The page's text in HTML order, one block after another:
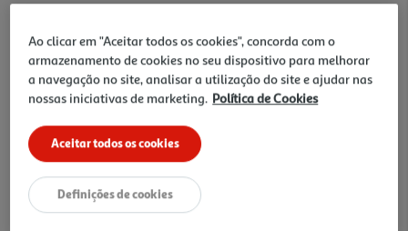
5,99 €
Ao clicar em "Aceitar todos os cookies", concorda com o
armazenamento de cookies no seu dispositivo para melhorar
a navegação no site, analisar a utilização do site e ajudar nas
nossas iniciativas de marketing. Política de Cookies
Aceitar todos os cookies
Definições de cookies